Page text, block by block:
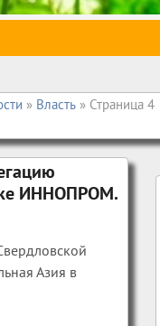
» Власть » Страница 4
ИННОПРОМ.
Азия в